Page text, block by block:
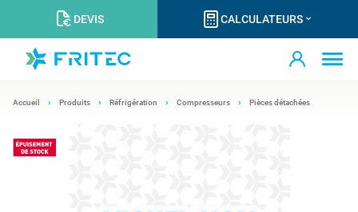
DEVIS CALCULATEURS
Accueil Produits Réfrigération Compresseurs Pièces détachées